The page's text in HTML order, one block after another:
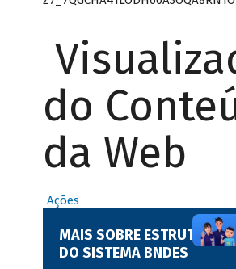
do
da Web
Ações
MAIS SOBRE ESTRUTURA
DO SISTEMA BNDES